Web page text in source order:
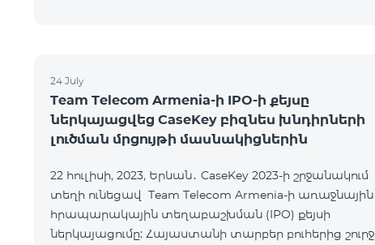
24 July
Team Telecom Armenia-ի IPO-ի քեյսը
ներկայացվեց CaseKey բիզնես խնդիրների
լուծման մրցույթի մասնակիցներին
22 հուլիսի, 2023, Երևան․ CaseKey 2023-ի շրջանակում
տեղի ունեցավ Team Telecom Armenia-ի առաջնային
հրապարակային տեղաբաշխման (IPO) քեյսի
ներկայացումը: Հայաստանի տարբեր բուհերից շուրջ